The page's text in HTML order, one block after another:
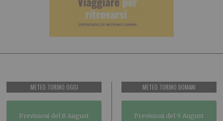
METEO TORINO OGGI
Previsioni del 8 August
METEO TORINO DOMANI
Previsioni del 9 August